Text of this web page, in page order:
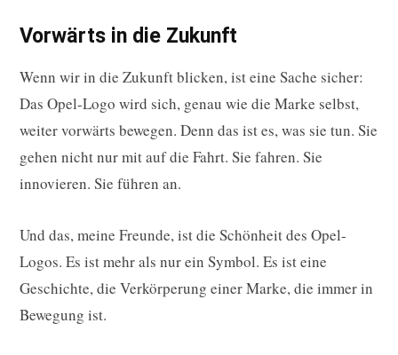
Vorwärts in die Zukunft
Wenn wir in die Zukunft blicken, ist eine Sache sicher:
Das Opel-Logo wird sich, genau wie die Marke selbst,
weiter vorwärts bewegen. Denn das ist es, was sie tun. Sie
gehen nicht nur mit auf die Fahrt. Sie fahren. Sie
innovieren. Sie führen an.
Und das, meine Freunde, ist die Schönheit des Opel-
Logos. Es ist mehr als nur ein Symbol. Es ist eine
Geschichte, die Verkörperung einer Marke, die immer in
Bewegung ist.